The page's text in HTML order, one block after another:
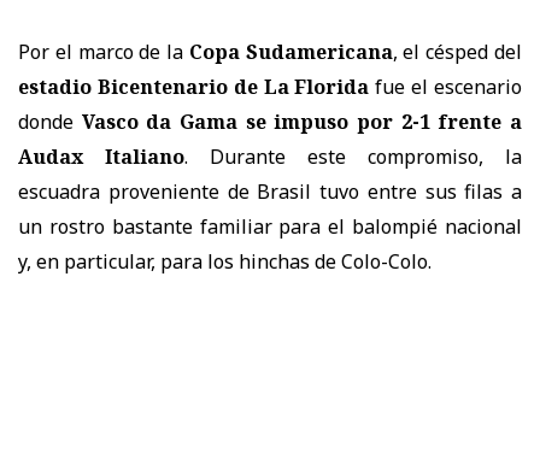
Por el marco de la Copa Sudamericana, el césped del
estadio Bicentenario de La Florida fue el escenario
donde Vasco da Gama se impuso por 2-1 frente a
Audax Italiano. Durante este compromiso, la
escuadra proveniente de Brasil tuvo entre sus filas a
un rostro bastante familiar para el balompié nacional
y, en particular, para los hinchas de Colo-Colo.